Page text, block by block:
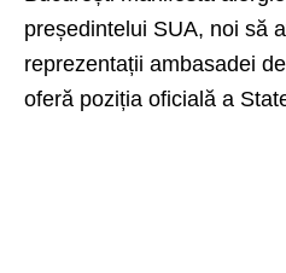
președintelui SUA, noi să
reprezentații ambasadei
oferă poziția oficială a